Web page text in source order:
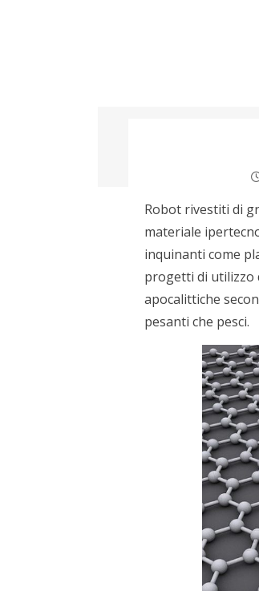
Robot rivestiti di
materiale
inquinanti come
progetti di utilizzo
apocalittiche
pesanti che pesci.